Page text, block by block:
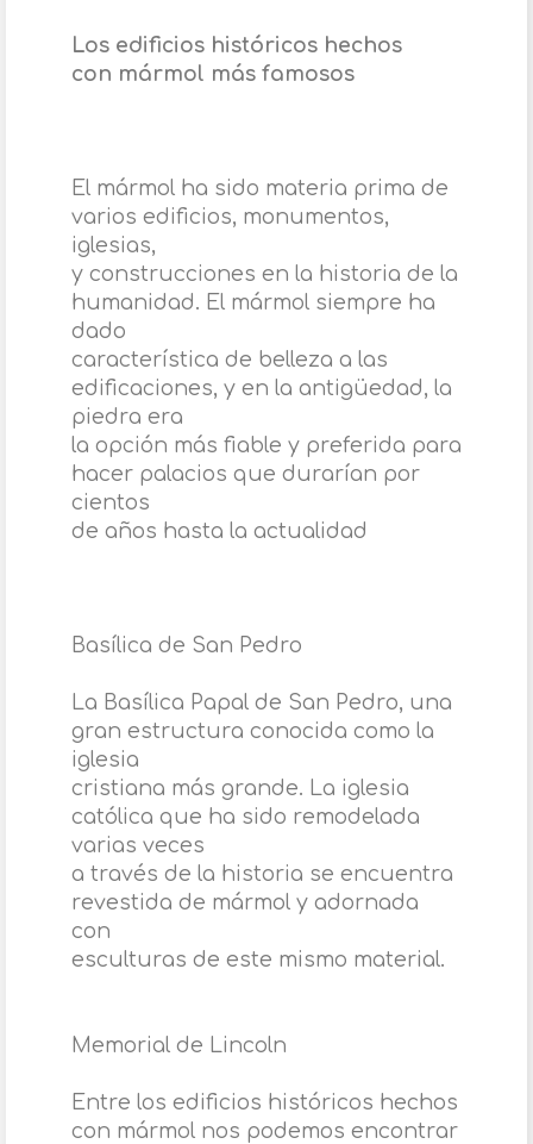
Los edificios históricos hechos
con mármol más famosos
El mármol ha sido materia prima de
varios edificios, monumentos,
iglesias,
y construcciones en la historia de la
humanidad. El mármol siempre ha
dado
característica de belleza a las
edificaciones, y en la antigüedad, la
piedra era
la opción más fiable y preferida para
hacer palacios que durarían por
cientos
de años hasta la actualidad
Basílica de San Pedro
La Basílica Papal de San Pedro, una
gran estructura conocida como la
iglesia
cristiana más grande. La iglesia
católica que ha sido remodelada
varias veces
a través de la historia se encuentra
revestida de mármol y adornada
con
esculturas de este mismo material.
Memorial de Lincoln
Entre los edificios históricos hechos
con mármol nos podemos encontrar